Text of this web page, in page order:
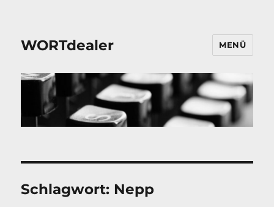
WORTdealer MENÜ
Schlagwort: Nepp